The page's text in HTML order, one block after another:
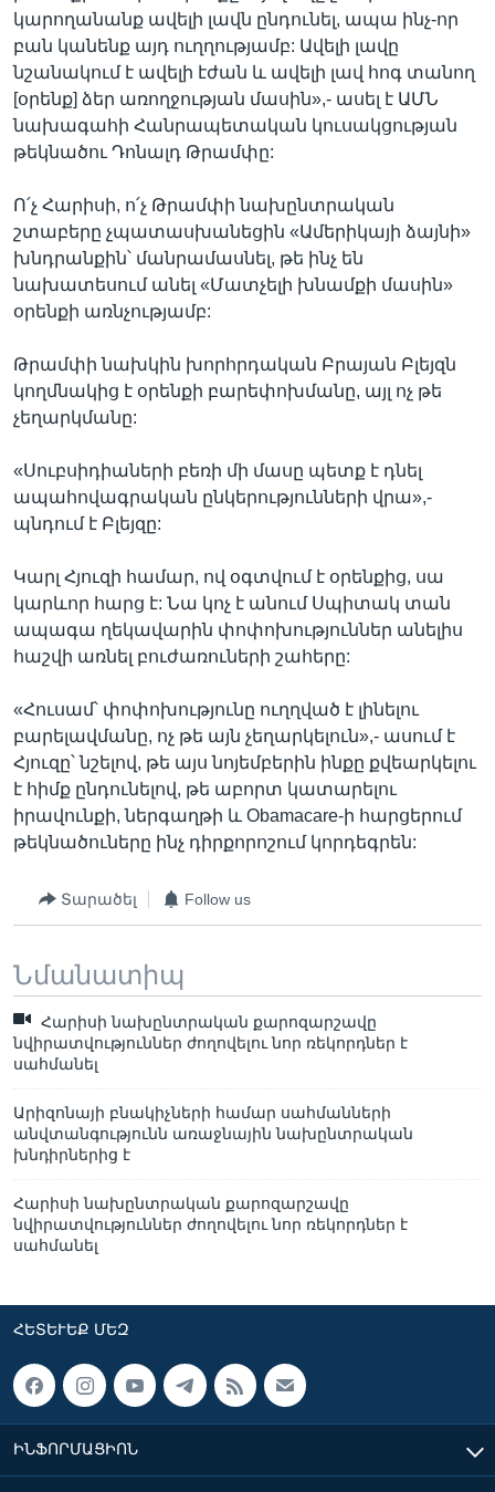
կարողանանք ավելի լավն ընդունել, ապա ինչ-որ
բան կանենք այդ ուղղությամբ: Ավելի լավը
նշանակում է ավելի էժան և ավելի լավ հոգ տանող
[օրենք] ձեր առողջության մասին»,- ասել է ԱՄՆ
նախագահի Հանրապետական կուսակցության
թեկնածու Դոնալդ Թրամփը:
Ո՛չ Հարիսի, ո՛չ Թրամփի նախընտրական
շտաբերը չպատասխանեցին «Ամերիկայի ձայնի»
խնդրանքին՝ մանրամասնել, թե ինչ են
նախատեսում անել «Մատչելի խնամքի մասին»
օրենքի առնչությամբ:
Թրամփի նախկին խորհրդական Բրայան Բլեյզն
կողմնակից է օրենքի բարեփոխմանը, այլ ոչ թե
չեղարկմանը:
«Սուբսիդիաների բեռի մի մասը պետք է դնել
ապահովագրական ընկերությունների վրա»,-
պնդում է Բլեյզը:
Կարլ Հյուզի համար, ով օգտվում է օրենքից, սա
կարևոր հարց է: Նա կոչ է անում Սպիտակ տան
ապագա ղեկավարին փոփոխություններ անելիս
հաշվի առնել բուժառուների շահերը:
«Հուսամ՝ փոփոխությունը ուղղված է լինելու
բարելավմանը, ոչ թե այն չեղարկելուն»,- ասում է
Հյուզը՝ նշելով, թե այս նոյեմբերին ինքը քվեարկելու
է հիմք ընդունելով, թե աբորտ կատարելու
իրավունքի, ներգաղթի և Obamacare-ի հարցերում
թեկնածուները ինչ դիրքորոշում կորդեգրեն:
Տարածել Follow us
Նմանատիպ
Հարիսի նախընտրական քարոզարշավը
նվիրատվություններ ժողովելու նոր ռեկորդներ է
սահմանել
Արիզոնայի բնակիչների համար սահմանների
անվտանգությունն առաջնային նախընտրական
խնդիրներից է
Հարիսի նախընտրական քարոզարշավը
նվիրատվություններ ժողովելու նոր ռեկորդներ է
սահմանել
ՀԵՏԵՒԵՔ ՄԵԶ
ԻՆՖՈՐՄԱՑԻՈՆ